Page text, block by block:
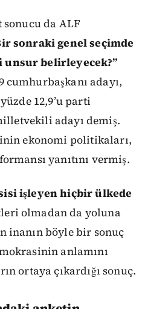
sonucu da ALF
sonraki genel seçimde
unsur belirleyecek?”
cumhurbaşkanı adayı,
12,9’u parti
adayı demiş.
ekonomi politikaları,
yanıtını vermiş.
işleyen hiçbir ülkede
olmadan da yoluna
inanın böyle bir sonuç
anlamını
ortaya çıkardığı sonuç.